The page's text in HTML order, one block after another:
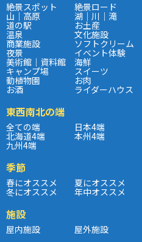
絶景スポット 絶景ロード
山｜高原 湖｜川｜滝
道の駅 お土産
温泉 文化施設
商業施設 ソフトクリーム
夜景 イベント体験
美術館｜資料館 海鮮
キャンプ場 スイーツ
動植物園 お肉
お酒 ライダーハウス
東西南北の端
全ての端 日本4端
北海道4端 本州4端
九州4端
季節
春にオススメ 夏にオススメ
冬にオススメ 年中オススメ
施設
屋内施設 屋外施設